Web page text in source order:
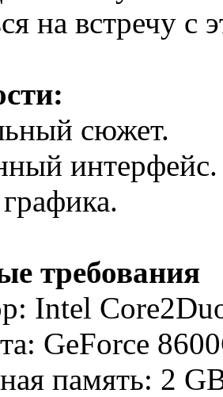
на встречу с
сюжет.
интерфейс.
требования
Intel
GeForce
память: 2